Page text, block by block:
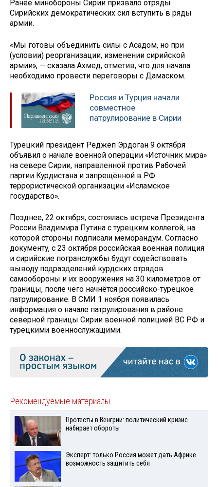
Ранее минобороны Сирии призвало отряды
Сирийских демократических сил вступить в ряды
армии.
«Мы готовы объединить силы с Асадом, но при
(условии) реорганизации, изменении сирийской
армии», — сказала Ахмед, отметив, что для начала
необходимо провести переговоры с Дамаском.
Россия и Турция начали
совместное
патрулирование в Сирии
Турецкий президент Реджеп Эрдоган 9 октября
объявил о начале военной операции «Источник мира»
на севере Сирии, направленной против Рабочей
партии Курдистана и запрещённой в РФ
террористической организации «Исламское
государство».
Позднее, 22 октября, состоялась встреча Президента
России Владимира Путина с турецким коллегой, на
которой стороны подписали меморандум. Согласно
документу, с 23 октября российская военная полиция
и сирийские погранслужбы будут содействовать
выводу подразделений курдских отрядов
самообороны и их вооружения на 30 километров от
границы, после чего начнётся российско-турецкое
патрулирование. В СМИ 1 ноября появилась
информация о начале патрулирования в районе
северной границы Сирии военной полицией ВС РФ и
турецкими военнослужащими.
Рекомендуемые материалы
Протесты в Венгрии: политический кризис
набирает обороты
Эксперт: только Россия может дать Африке
возможность защитить себя